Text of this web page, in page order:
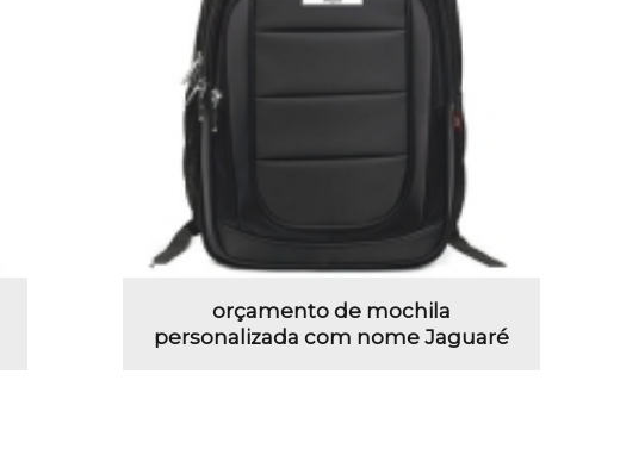
orçamento de mochila
personalizada com nome Jaguaré